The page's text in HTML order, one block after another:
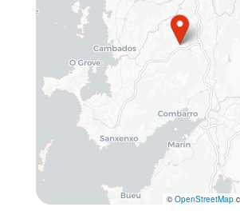
©OpenStreetMap